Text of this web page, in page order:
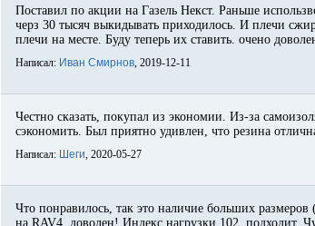
Поставил по акции на Газель Некст. Раньше
черз 30 тысяч выкидывать приходилось. И плечи
плечи на месте. Буду теперь их ставить. очено
Написал: Иван Смирнов, 2019-12-11
Честно сказать, покупал из экономии. Из-за
сэкономить. Был приятно удивлен, что резина
Написал: Шеги, 2020-05-27
Что понравилось, так это наличие больших
на RAV4, доволен! Индекс нагрузки 102, подходит.